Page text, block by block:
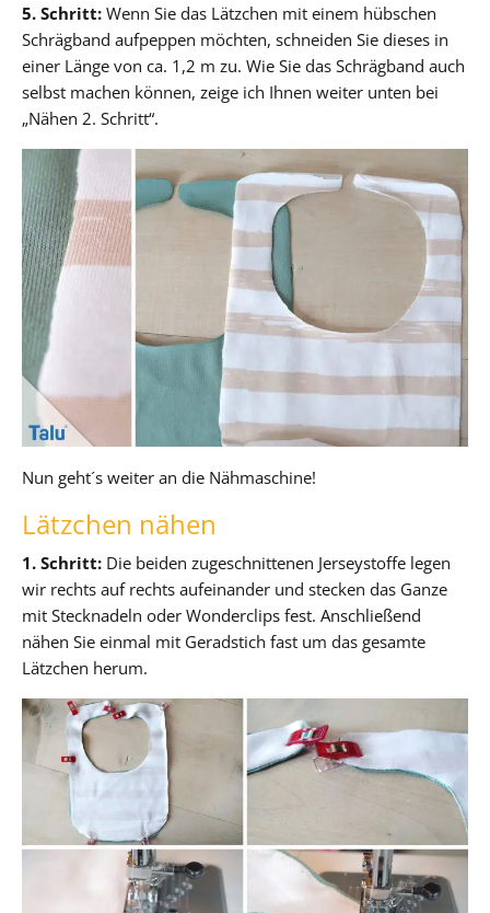
5. Schritt: Wenn Sie das Lätzchen mit einem hübschen
Schrägband aufpeppen möchten, schneiden Sie dieses in
einer Länge von ca. 1,2 m zu. Wie Sie das Schrägband auch
selbst machen können, zeige ich Ihnen weiter unten bei
„Nähen 2. Schritt“.
Nun geht´s weiter an die Nähmaschine!
Lätzchen nähen
1. Schritt: Die beiden zugeschnittenen Jerseystoffe legen
wir rechts auf rechts aufeinander und stecken das Ganze
mit Stecknadeln oder Wonderclips fest. Anschließend
nähen Sie einmal mit Geradstich fast um das gesamte
Lätzchen herum.